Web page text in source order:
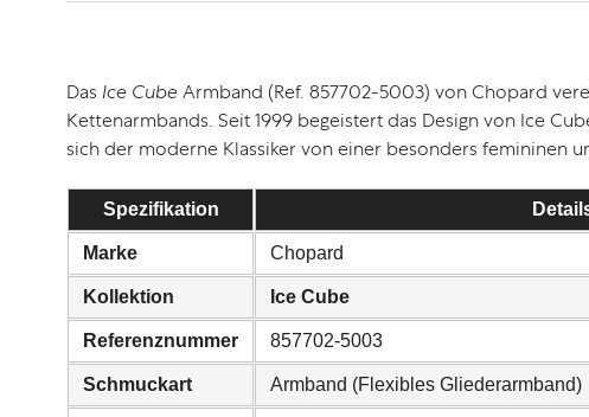
Das Ice CubeArmband (Ref. 857702-5003) von Chopard
Kettenarmbands. Seit 1999 begeistert das Design von Ice
sich der moderne Klassiker von einer besonders femininen
Spezifikation
Marke Chopard
Kollektion Ice Cube
Referenznummer 857702-5003
Schmuckart Armband (Flexibles Gliederarmband)